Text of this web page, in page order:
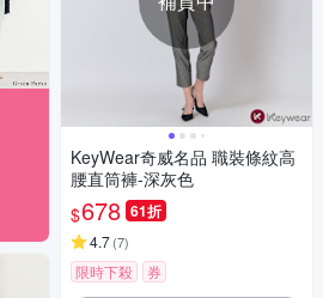
KeyWear奇威名品 職裝條紋高
腰直筒褲-深灰色
$678 61折
4.7(7)
限時下殺 券